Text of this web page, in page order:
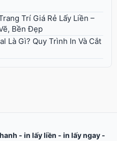
Trí Giá Rẻ Lấy Liền –
Bền Đẹp
Là Gì? Quy Trình In Và Cắt
- in lấy liền - in lấy ngay -